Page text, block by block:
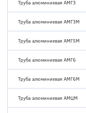
Труба алюминиевая АМГ3
Труба алюминиевая АМГ3М
Труба алюминиевая АМГ5М
Труба алюминиевая АМГ6
Труба алюминиевая АМГ6М
Труба алюминиевая АМЦМ